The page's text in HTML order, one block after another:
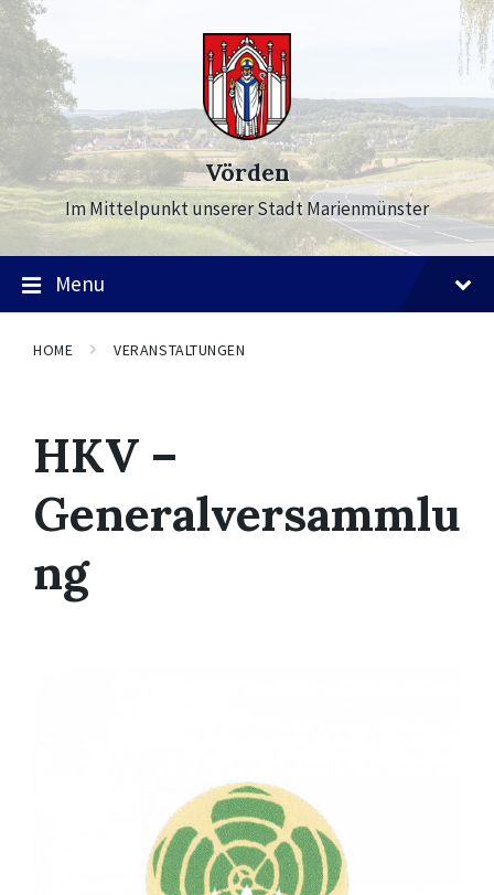
Skip
to
content
Skip
to
main
navigation
Skip
to
footer
Vörden
Im Mittelpunkt unserer Stadt Marienmünster
Menu
HOME VERANSTALTUNGEN
HKV –
Generalversammlu
ng